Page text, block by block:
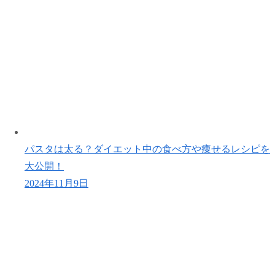
パスタは太る？ダイエット中の食べ方や痩せるレシピを
大公開！
2024年11月9日